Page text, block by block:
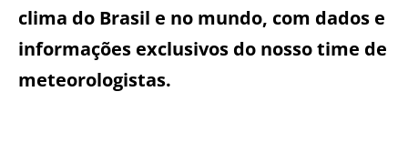
clima do Brasil e no mundo, com dados e
informações exclusivos do nosso time de
meteorologistas.